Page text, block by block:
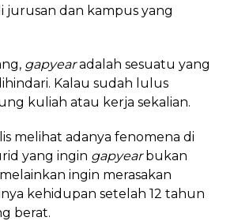
jurusan dan kampus yang
gapyearadalah sesuatu yang
Kalau sudah lulus
kuliah atau kerja sekalian.
melihat adanya fenomena di
yang ingin gapyearbukan
ingin merasakan
kehidupan setelah 12 tahun
berat.